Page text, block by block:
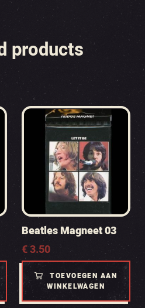
products
Beatles Magneet 03
€3.50
TOEVOEGEN AAN
WINKELWAGEN